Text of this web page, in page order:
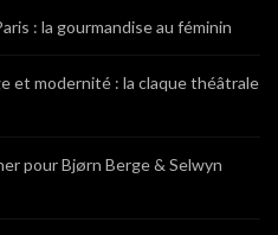
: la gourmandise au féminin
et modernité : la claque théâtrale
pour Bjørn Berge & Selwyn